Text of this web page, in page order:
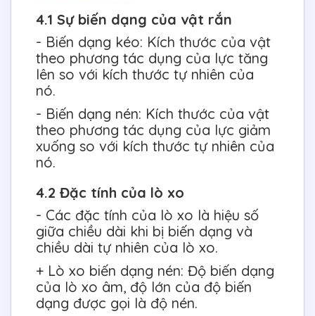
4.1 Sự biến dạng của vật rắn
- Biến dạng kéo: Kích thước của vật
theo phương tác dụng của lực tăng
lên so với kích thước tự nhiên của
nó.
- Biến dạng nén: Kích thước của vật
theo phương tác dụng của lực giảm
xuống so với kích thước tự nhiên của
nó.
4.2 Đặc tính của lò xo
- Các đặc tính của lò xo là hiệu số
giữa chiều dài khi bị biến dạng và
chiều dài tự nhiên của lò xo.
+ Lò xo biến dạng nén: Độ biến dạng
của lò xo âm, độ lớn của độ biến
dạng được gọi là độ nén.